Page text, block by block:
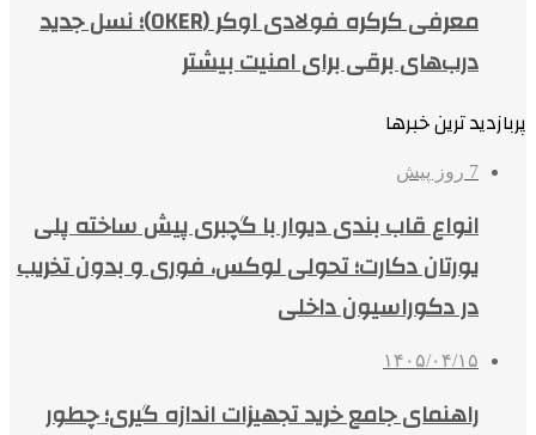
معرفی کرکره فولادی اوکر (OKER)؛ نسل جدید
درب‌های برقی برای امنیت بیشتر
پربازدید ترین خبرها
7 روز پیش
انواع قاب بندی دیوار با گچبری پیش ساخته پلی
یورتان دکارت؛ تحولی لوکس، فوری و بدون تخریب
در دکوراسیون داخلی
۱۴۰۵/۰۴/۱۵
راهنمای جامع خرید تجهیزات اندازه گیری؛ چطور